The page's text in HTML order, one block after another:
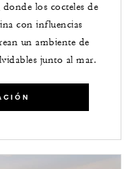
donde los cocteles de
con influencias
un ambiente de
junto al mar.